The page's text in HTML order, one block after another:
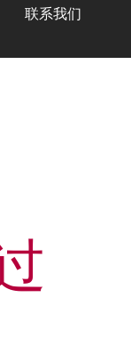
联系我们